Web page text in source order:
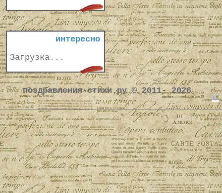
интересно
Загрузка...
поздравления-стихи.ру © 2011- 2026